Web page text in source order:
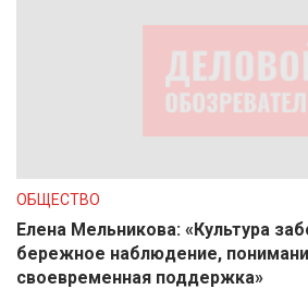
ОБЩЕСТВО
Елена Мельникова: «Культура
бережное наблюдение,
своевременная поддержка»